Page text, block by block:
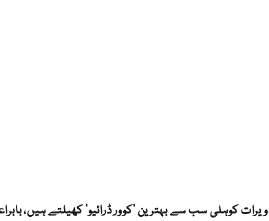
ویرات کوہلی سب سے بہترین ’کوور ڈرائیو‘ کھیلتے ہیں،